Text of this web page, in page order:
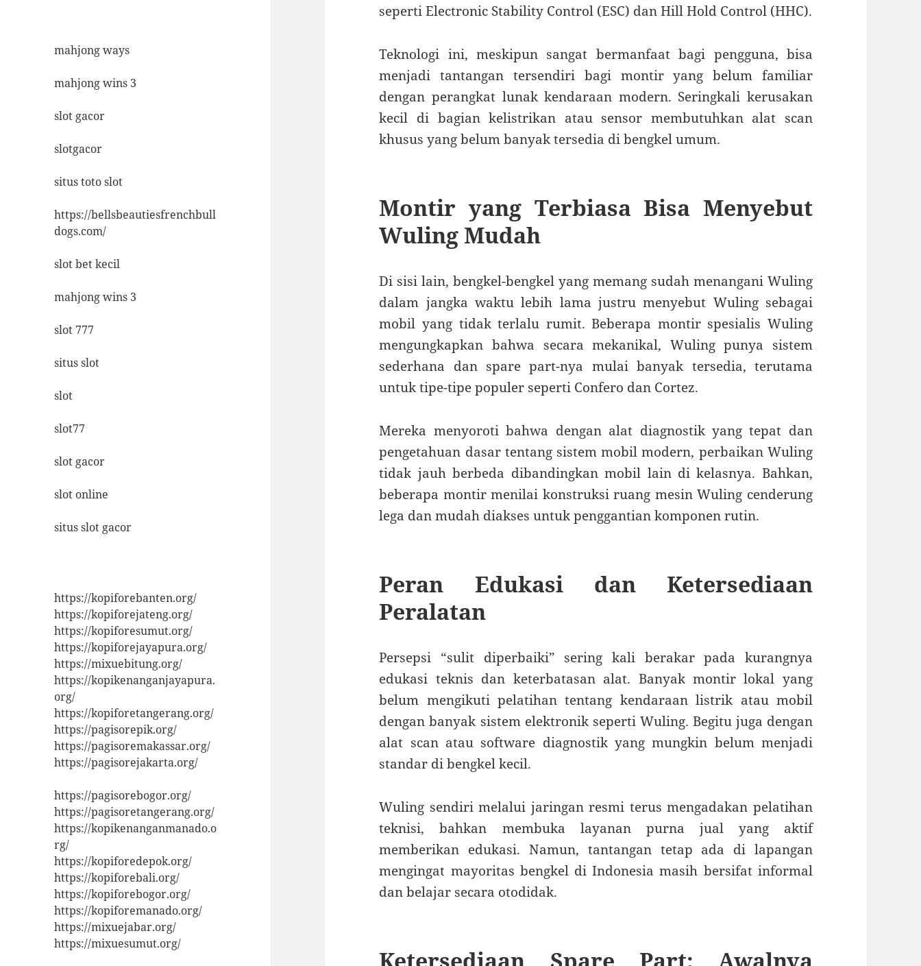
mahjong ways
mahjong wins 3
slot gacor
slotgacor
situs toto slot
https://bellsbeautiesfrenchbull
dogs.com/
slot bet kecil
mahjong wins 3
slot 777
situs slot
slot
slot77
slot gacor
slot online
situs slot gacor
https://kopiforebanten.org/
https://kopiforejateng.org/
https://kopiforesumut.org/
https://kopiforejayapura.org/
https://mixuebitung.org/
https://kopikenanganjayapura.
org/
https://kopiforetangerang.org/
https://pagisorepik.org/
https://pagisoremakassar.org/
https://pagisorejakarta.org/
https://pagisorebogor.org/
https://pagisoretangerang.org/
https://kopikenanganmanado.o
rg/
https://kopiforedepok.org/
https://kopiforebali.org/
https://kopiforebogor.org/
https://kopiforemanado.org/
https://mixuejabar.org/
https://mixuesumut.org/
seperti Electronic Stability Control (ESC) dan Hill Hold Control (HHC).
Teknologi ini, meskipun sangat bermanfaat bagi pengguna, bisa
menjadi tantangan tersendiri bagi montir yang belum familiar
dengan perangkat lunak kendaraan modern. Seringkali kerusakan
kecil di bagian kelistrikan atau sensor membutuhkan alat scan
khusus yang belum banyak tersedia di bengkel umum.
Montir yang Terbiasa Bisa Menyebut
Wuling Mudah
Di sisi lain, bengkel-bengkel yang memang sudah menangani Wuling
dalam jangka waktu lebih lama justru menyebut Wuling sebagai
mobil yang tidak terlalu rumit. Beberapa montir spesialis Wuling
mengungkapkan bahwa secara mekanikal, Wuling punya sistem
sederhana dan spare part-nya mulai banyak tersedia, terutama
untuk tipe-tipe populer seperti Confero dan Cortez.
Mereka menyoroti bahwa dengan alat diagnostik yang tepat dan
pengetahuan dasar tentang sistem mobil modern, perbaikan Wuling
tidak jauh berbeda dibandingkan mobil lain di kelasnya. Bahkan,
beberapa montir menilai konstruksi ruang mesin Wuling cenderung
lega dan mudah diakses untuk penggantian komponen rutin.
Peran Edukasi dan Ketersediaan
Peralatan
Persepsi “sulit diperbaiki” sering kali berakar pada kurangnya
edukasi teknis dan keterbatasan alat. Banyak montir lokal yang
belum mengikuti pelatihan tentang kendaraan listrik atau mobil
dengan banyak sistem elektronik seperti Wuling. Begitu juga dengan
alat scan atau software diagnostik yang mungkin belum menjadi
standar di bengkel kecil.
Wuling sendiri melalui jaringan resmi terus mengadakan pelatihan
teknisi, bahkan membuka layanan purna jual yang aktif
memberikan edukasi. Namun, tantangan tetap ada di lapangan
mengingat mayoritas bengkel di Indonesia masih bersifat informal
dan belajar secara otodidak.